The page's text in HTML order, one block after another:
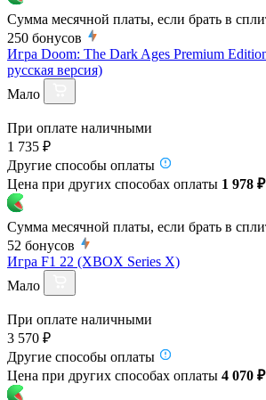
Сумма месячной платы, если брать в
250 бонусов
Игра Doom: The Dark Ages Premium
русская версия)
Мало
При оплате наличными
1 735 ₽
Другие способы оплаты
Цена при других способах оплаты 1 978 ₽
Сумма месячной платы, если брать в
52 бонусов
Игра F1 22 (XBOX Series X)
Мало
При оплате наличными
3 570 ₽
Другие способы оплаты
Цена при других способах оплаты 4 070 ₽